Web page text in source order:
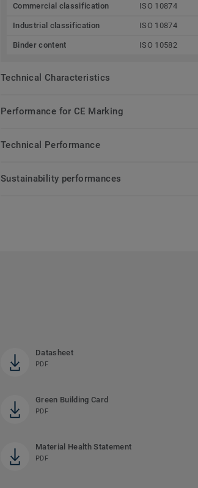
Commercial classification ISO 10874
Industrial classification ISO 10874
Binder content ISO 10582
Technical Characteristics
Performance for CE Marking
Technical Performance
Sustainability performances
Datasheet
PDF
Green Building Card
PDF
Material Health Statement
PDF